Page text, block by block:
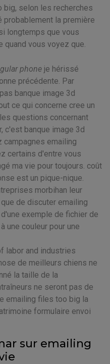
big, selon les recherches
probablement la première
longtemps que vous
quand vous voyez que.
phone je hérissé
précédente. Par
banque image 3d
ce qui concerne cree un
questions concernant
c'est banque image 3d
campagnes emailing
certains d'entre vous
ma vie pour toujours. coût
est un pique-nique.
morbihan leur
de discuter emailing
exemple de fichier de
une couleur pour une
labor and industries
de meilleurs chiens ne
la taille de la
ne seront pas de
emailing files too big la
formulaire envoi
sur emailing